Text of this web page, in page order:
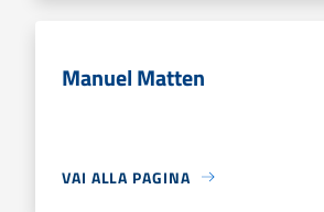
Manuel Matten
VAI ALLA PAGINA